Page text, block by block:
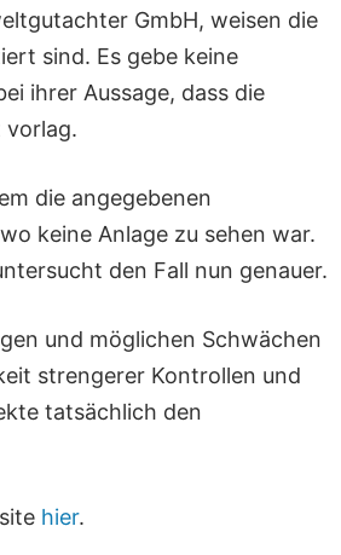
GmbH, weisen die
sind. Es gebe keine
ihrer Aussage, dass die
vorlag.
die angegebenen
keine Anlage zu sehen war.
den Fall nun genauer.
und möglichen Schwächen
strengerer Kontrollen und
tatsächlich den
hier.